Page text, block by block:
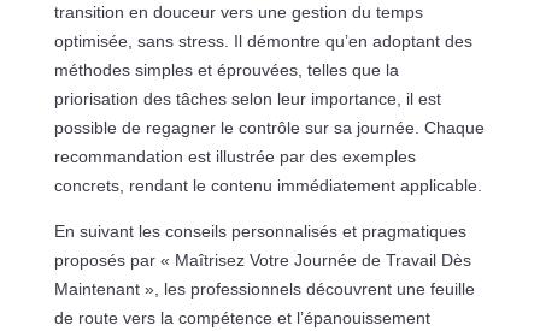
transition en douceur vers une gestion du temps
optimisée, sans stress. Il démontre qu’en adoptant des
méthodes simples et éprouvées, telles que la
priorisation des tâches selon leur importance, il est
possible de regagner le contrôle sur sa journée. Chaque
recommandation est illustrée par des exemples
concrets, rendant le contenu immédiatement applicable.
En suivant les conseils personnalisés et pragmatiques
proposés par « Maîtrisez Votre Journée de Travail Dès
Maintenant », les professionnels découvrent une feuille
de route vers la compétence et l’épanouissement